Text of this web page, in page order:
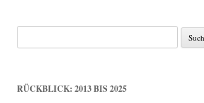
Suche
nach:
RÜCKBLICK: 2013 BIS 2025